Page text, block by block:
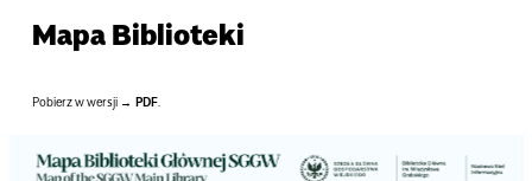
Mapa Biblioteki
Pobierz w wersji PDF